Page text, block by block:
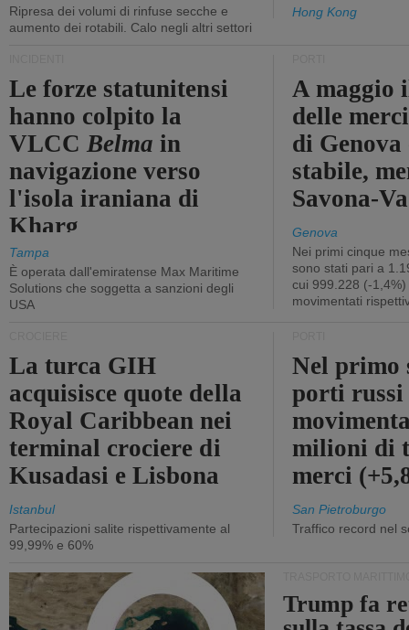
Ripresa dei volumi di rinfuse secche e
aumento dei rotabili. Calo negli altri settori
Hong Kong
Le forze statunitensi
hanno colpito la
VLCCBelma in
navigazione verso
l'isola iraniana di
Kharg
Tampa
È operata dall'emiratense Max Maritime
Solutions che soggetta a sanzioni degli
USA
A maggio
delle
di
stabile,
Savona-
Genova
Nei primi cinque
sono stati pari a
cui 999.228 (-
movimentati
La turca GIH
acquisisce quote della
Royal Caribbean nei
terminal crociere di
Kusadasi e Lisbona
Istanbul
Partecipazioni salite rispettivamente al
99,99% e 60%
Nel primo
porti russi
milioni di
merci
San Pietroburgo
Traffico record nel
Trump fa